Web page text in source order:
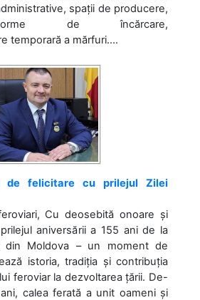
spații de producere,
de încărcare,
temporară a mărfuri....
de felicitare cu prilejul Zilei
Cu deosebită onoare și
aniversării a 155 ani de la
din Moldova – un moment de
istoria, tradiția și contribuția
feroviar la dezvoltarea țării. De-
calea ferată a unit oameni și